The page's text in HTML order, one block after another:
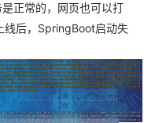
正常的，网页也可以打
线后，SpringBoot启动失